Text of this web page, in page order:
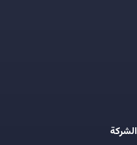
الشركة